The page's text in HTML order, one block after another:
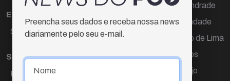
Editora Chefe
Sueli Cotta
Sub-editora
Raquel Ayres
Dr Marcos Andrade
Hamilton Trindade
Igor Carvalho de Lima
Mario Campos
Renata Araújo
Preencha seus dados e receba nossa news
diariamente pelo seu e-mail.